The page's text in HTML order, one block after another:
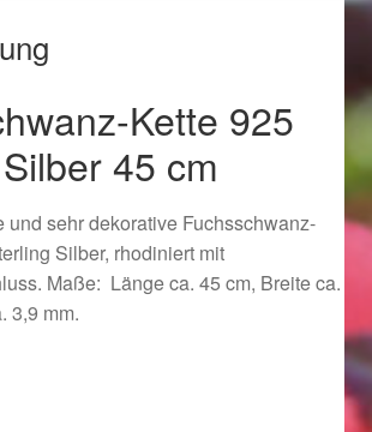
zu Halloween 2022
für Ostern 2015
für Ostern 2016
für Ostern 2018
Kette 925
45 cm
und sehr dekorative Fuchsschwanz-
Silber, rhodiniert mit
Maße: Länge ca. 45 cm, Breite ca.
3,9 mm.